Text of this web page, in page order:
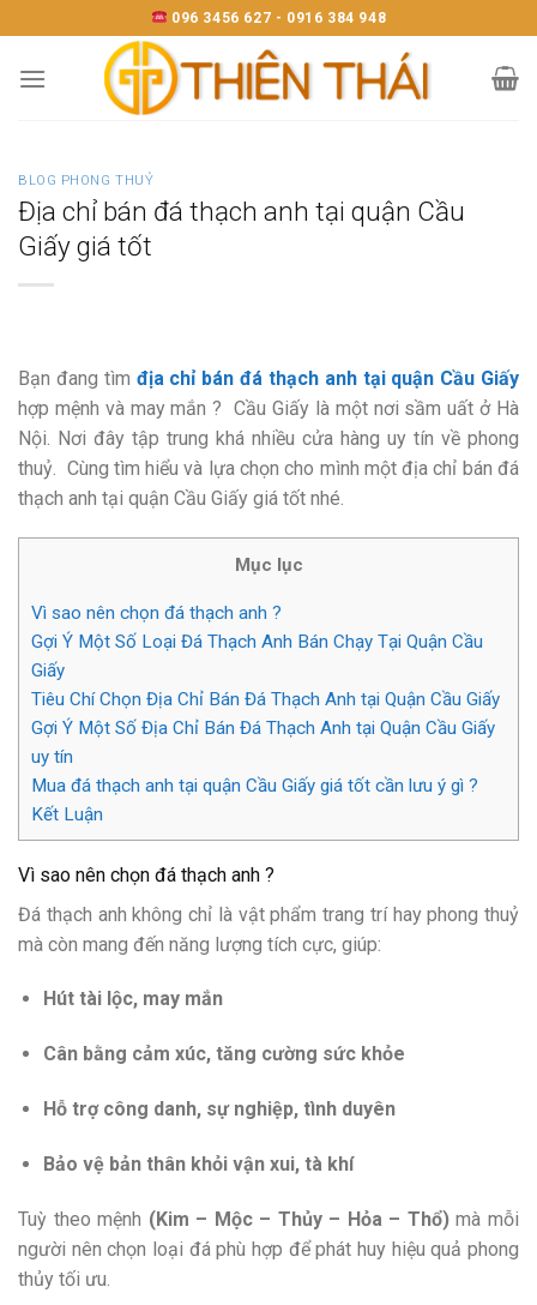
to
content
096 3456 627 - 0916 384 948
BLOG PHONG THUỶ
Địa chỉ bán đá thạch anh tại quận Cầu
Giấy giá tốt
Bạn đang tìm địa chỉ bán đá thạch anh tại quận Cầu Giấy
hợp mệnh và may mắn ? Cầu Giấy là một nơi sầm uất ở Hà
Nội. Nơi đây tập trung khá nhiều cửa hàng uy tín về phong
thuỷ. Cùng tìm hiểu và lựa chọn cho mình một địa chỉ bán đá
thạch anh tại quận Cầu Giấy giá tốt nhé.
Mục lục
Vì sao nên chọn đá thạch anh ?
Gợi Ý Một Số Loại Đá Thạch Anh Bán Chạy Tại Quận Cầu
Giấy
Tiêu Chí Chọn Địa Chỉ Bán Đá Thạch Anh tại Quận Cầu Giấy
Gợi Ý Một Số Địa Chỉ Bán Đá Thạch Anh tại Quận Cầu Giấy
uy tín
Mua đá thạch anh tại quận Cầu Giấy giá tốt cần lưu ý gì ?
Kết Luận
Vì sao nên chọn đá thạch anh ?
Đá thạch anh không chỉ là vật phẩm trang trí hay phong thuỷ
mà còn mang đến năng lượng tích cực, giúp:
Hút tài lộc, may mắn
Cân bằng cảm xúc, tăng cường sức khỏe
Hỗ trợ công danh, sự nghiệp, tình duyên
Bảo vệ bản thân khỏi vận xui, tà khí
Tuỳ theo mệnh (Kim – Mộc – Thủy – Hỏa – Thổ)mà mỗi
người nên chọn loại đá phù hợp để phát huy hiệu quả phong
thủy tối ưu.